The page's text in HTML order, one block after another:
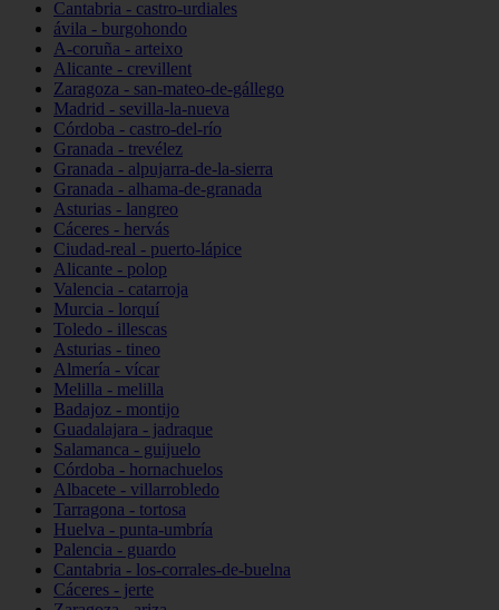
Cantabria - castro-urdiales
ávila - burgohondo
A-coruña - arteixo
Alicante - crevillent
Zaragoza - san-mateo-de-gállego
Madrid - sevilla-la-nueva
Córdoba - castro-del-río
Granada - trevélez
Granada - alpujarra-de-la-sierra
Granada - alhama-de-granada
Asturias - langreo
Cáceres - hervás
Ciudad-real - puerto-lápice
Alicante - polop
Valencia - catarroja
Murcia - lorquí
Toledo - illescas
Asturias - tineo
Almería - vícar
Melilla - melilla
Badajoz - montijo
Guadalajara - jadraque
Salamanca - guijuelo
Córdoba - hornachuelos
Albacete - villarrobledo
Tarragona - tortosa
Huelva - punta-umbría
Palencia - guardo
Cantabria - los-corrales-de-buelna
Cáceres - jerte